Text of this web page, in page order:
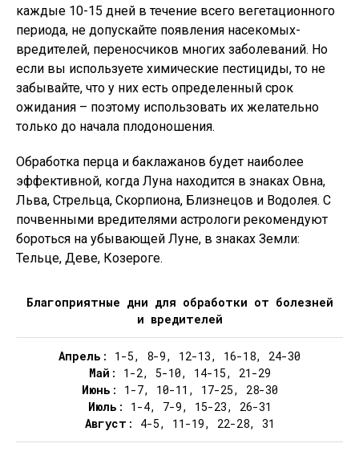
каждые 10-15 дней в течение всего вегетационного
периода, не допускайте появления насекомых-
вредителей, переносчиков многих заболеваний. Но
если вы используете химические пестициды, то не
забывайте, что у них есть определенный срок
ожидания – поэтому использовать их желательно
только до начала плодоношения.
Обработка перца и баклажанов будет наиболее
эффективной, когда Луна находится в знаках Овна,
Льва, Стрельца, Скорпиона, Близнецов и Водолея. С
почвенными вредителями астрологи рекомендуют
бороться на убывающей Луне, в знаках Земли:
Тельце, Деве, Козероге.
Благоприятные дни для обработки от болезней
и вредителей
Апрель : 1-5, 8-9, 12-13, 16-18, 24-30
Май : 1-2, 5-10, 14-15, 21-29
Июнь : 1-7, 10-11, 17-25, 28-30
Июль : 1-4, 7-9, 15-23, 26-31
Август : 4-5, 11-19, 22-28, 31